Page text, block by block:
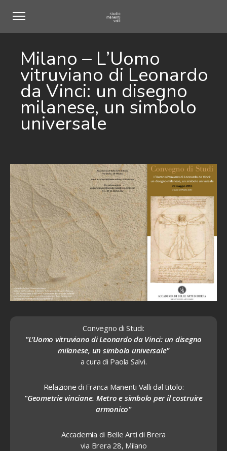
Milano – L’Uomo
vitruviano di Leonardo
da Vinci: un disegno
milanese, un simbolo
universale
Convegno di Studi:
"L’Uomo vitruviano di Leonardo da Vinci: un disegno
milanese, un simbolo universale"
a cura di Paola Salvi.
Relazione di Franca Manenti Valli dal titolo:
"Geometrie vinciane. Metro e simbolo per il costruire
armonico"
Accademia di Belle Arti di Brera
via Brera 28, Milano